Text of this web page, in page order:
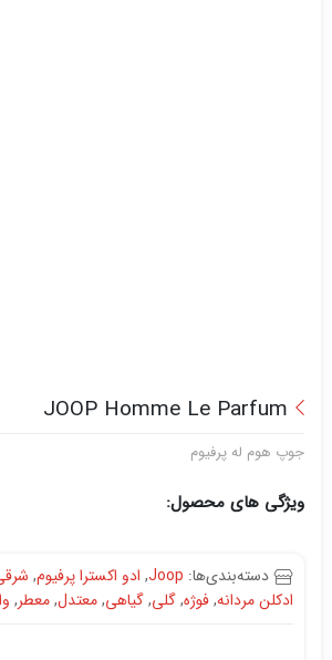
JOOP Homme Le Parfum
جوپ هوم له پرفیوم
ویژگی های محصول:
دسته‌بندی‌ها: Joop
, ادو اکسترا پرفیوم,
ادکلن مردانه,فوژه,گلی,گیاهی,معتدل,معطر,